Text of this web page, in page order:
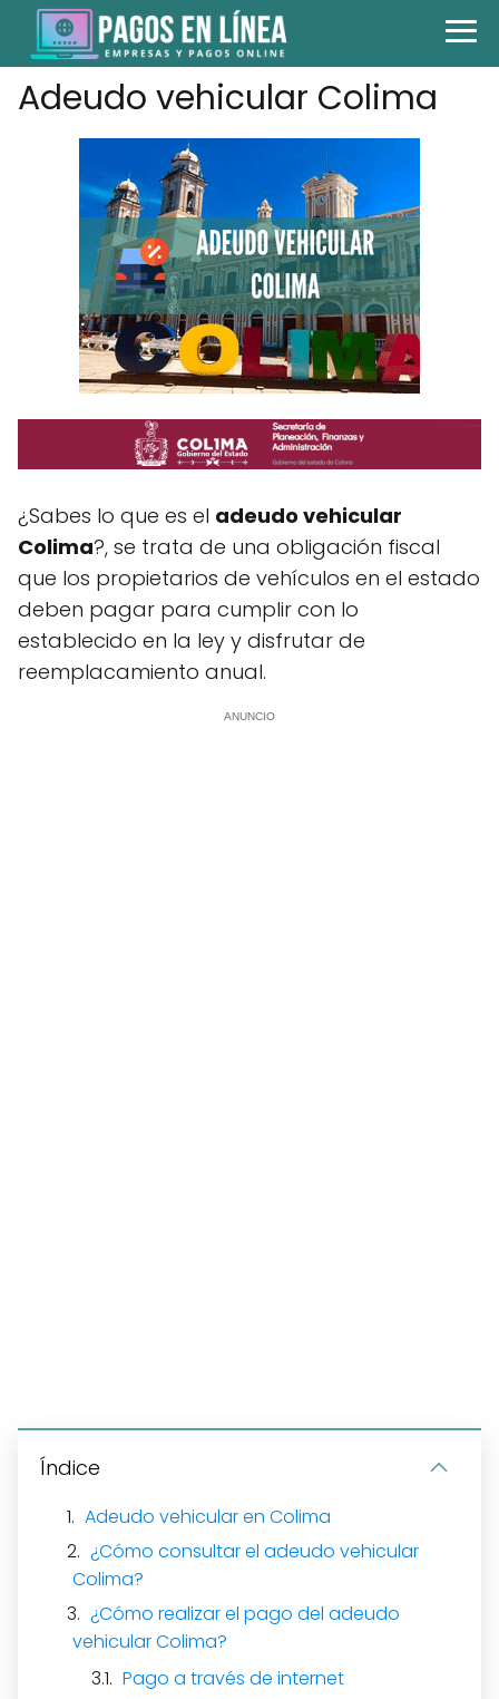
Adeudo vehicular Colima
¿Sabes lo que es el adeudo vehicular
Colima?, se trata de una obligación fiscal
que los propietarios de vehículos en el estado
deben pagar para cumplir con lo
establecido en la ley y disfrutar de
reemplacamiento anual.
ANUNCIO
Índice
Adeudo vehicular en Colima
¿Cómo consultar el adeudo vehicular
Colima?
¿Cómo realizar el pago del adeudo
vehicular Colima?
Pago a través de internet